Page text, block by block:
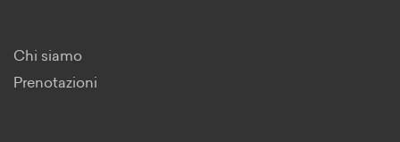
Chi siamo
Prenotazioni